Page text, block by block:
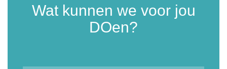
Wat kunnen we voor jou
DOen?